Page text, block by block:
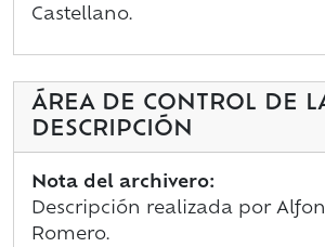
Castellano.
ÁREA DE CONTROL DE
DESCRIPCIÓN
Nota del archivero:
Descripción realizada por
Romero.